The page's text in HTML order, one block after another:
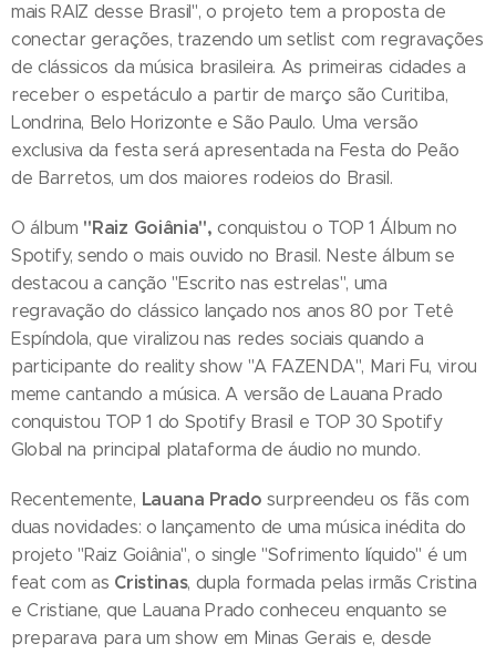
mais RAIZ desse Brasil", o projeto tem a proposta de
conectar gerações, trazendo um setlist com regravações
de clássicos da música brasileira. As primeiras cidades a
receber o espetáculo a partir de março são Curitiba,
Londrina, Belo Horizonte e São Paulo. Uma versão
exclusiva da festa será apresentada na Festa do Peão
de Barretos, um dos maiores rodeios do Brasil.
O álbum "Raiz Goiânia", conquistou o TOP 1 Álbum no
Spotify, sendo o mais ouvido no Brasil. Neste álbum se
destacou a canção "Escrito nas estrelas", uma
regravação do clássico lançado nos anos 80 por Tetê
Espíndola, que viralizou nas redes sociais quando a
participante do reality show "A FAZENDA", Mari Fu, virou
meme cantando a música. A versão de Lauana Prado
conquistou TOP 1 do Spotify Brasil e TOP 30 Spotify
Global na principal plataforma de áudio no mundo.
Recentemente, Lauana Prado surpreendeu os fãs com
duas novidades: o lançamento de uma música inédita do
projeto "Raiz Goiânia", o single "Sofrimento líquido" é um
feat com as Cristinas, dupla formada pelas irmãs Cristina
e Cristiane, que Lauana Prado conheceu enquanto se
preparava para um show em Minas Gerais e, desde